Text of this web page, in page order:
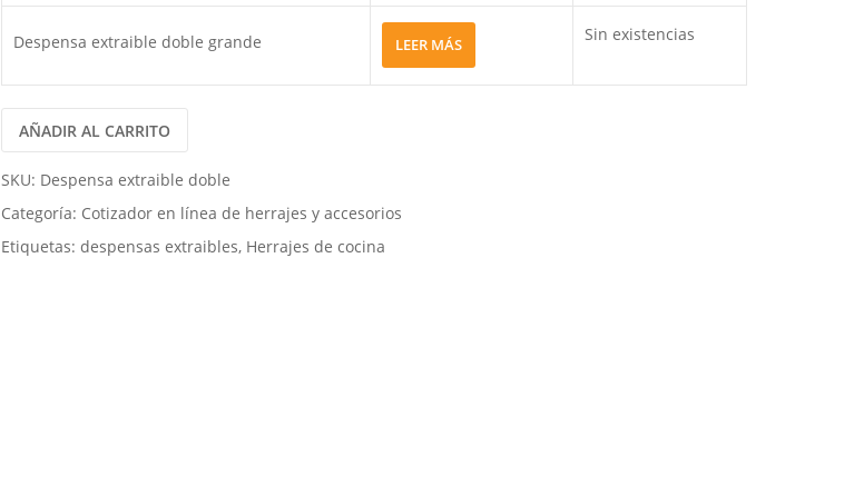
Despensa extraible doble grande LEER MÁS Sin existencias
AÑADIR AL CARRITO
SKU: Despensa extraible doble
Categoría: Cotizador en línea de herrajes y accesorios
Etiquetas: despensas extraibles, Herrajes de cocina